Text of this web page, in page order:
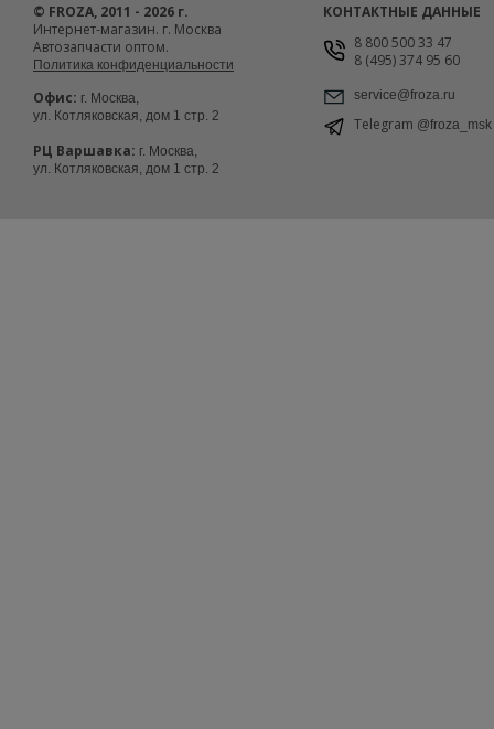
© FROZA, 2011 - 2026 г.
Интернет-магазин. г. Москва
Автозапчасти оптом.
Политика конфиденциальности
Офис: г. Москва,
ул. Котляковская, дом 1 стр. 2
РЦ Варшавка: г. Москва,
ул. Котляковская, дом 1 стр. 2
КОНТАКТНЫЕ ДАННЫЕ
8 800 500 33 47
8 (495) 374 95 60
service@froza.ru
Telegram @froza_msk